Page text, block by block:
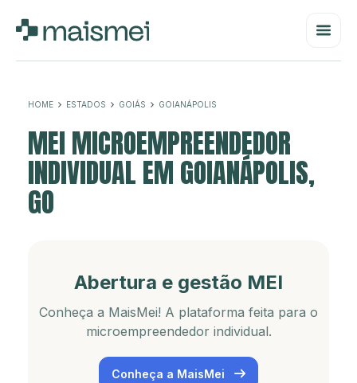
HOME ESTADOS GOIÁS GOIANÁPOLIS
MEI MICROEMPREENDEDOR
INDIVIDUAL EM GOIANÁPOLIS,
GO
Abertura e gestão MEI
Conheça a MaisMei! A plataforma feita para o
microempreendedor individual.
Conheça a MaisMei